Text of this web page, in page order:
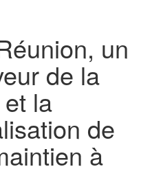
un
de la
la
de
à